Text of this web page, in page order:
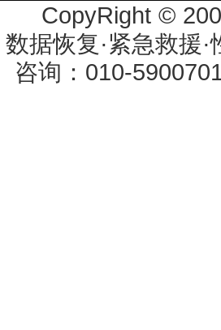
CopyRight ©
数据恢复·紧急救援
咨询：010-